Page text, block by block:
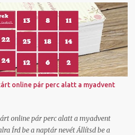
és örömmel láttam, hogy itt ha
nem kell cimkét nyomtatnom,
az elkészített cimkét. Ez tetszett!
felületem is, ahol szerződött
feladni és itt vannak feláras
B-be felvegyék a csomagot és
a cimkét, de egy átmeneti
akartam felárral szállíttatni. Tudom,
is normál szerződött áron, hogy a
ben átküldöm arra a címre, ahonnan
csoma...
online pár perc alatt a myadvent
online pár perc alatt a myadvent
Írd be a naptár nevét Állítsd be a